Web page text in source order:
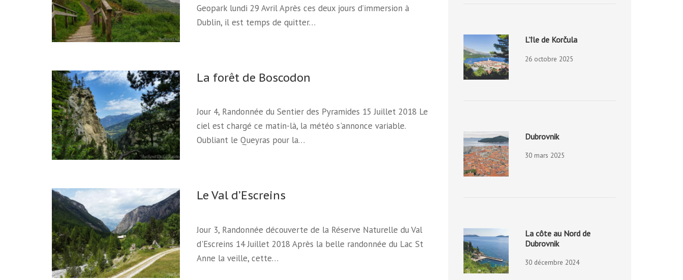
Geopark lundi 29 Avril Après ces deux jours d’immersion à
Dublin, il est temps de quitter…
La forêt de Boscodon
Jour 4, Randonnée du Sentier des Pyramides 15 Juillet 2018 Le
ciel est chargé ce matin-là, la météo s'annonce variable.
Oubliant le Queyras pour la…
Le Val d’Escreins
Jour 3, Randonnée découverte de la Réserve Naturelle du Val
d'Escreins 14 Juillet 2018 Après la belle randonnée du Lac St
Anne la veille, cette…
L’île de Korčula
26 octobre 2025
Dubrovnik
30 mars 2025
La côte au Nord de
Dubrovnik
30 décembre 2024